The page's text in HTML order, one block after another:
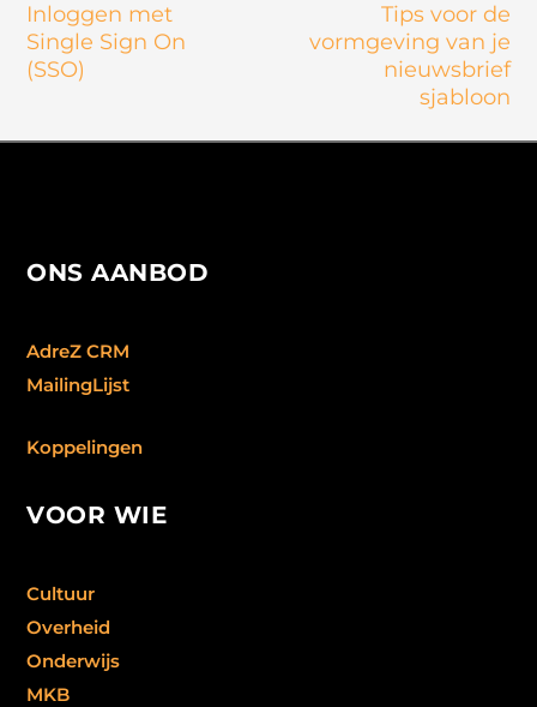
Inloggen met
Single Sign On
(SSO)
Tips voor de
vormgeving van je
nieuwsbrief
sjabloon
ONS AANBOD
AdreZ CRM
MailingLijst
Koppelingen
VOOR WIE
Cultuur
Overheid
Onderwijs
MKB